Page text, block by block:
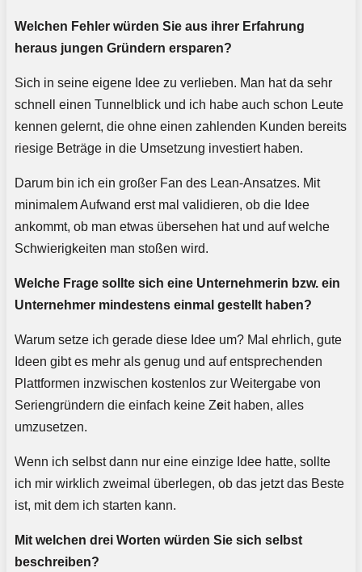
Welchen Fehler würden Sie aus ihrer Erfahrung
heraus jungen Gründern ersparen?
Sich in seine eigene Idee zu verlieben. Man hat da sehr
schnell einen Tunnelblick und ich habe auch schon Leute
kennen gelernt, die ohne einen zahlenden Kunden bereits
riesige Beträge in die Umsetzung investiert haben.
Darum bin ich ein großer Fan des Lean-Ansatzes. Mit
minimalem Aufwand erst mal validieren, ob die Idee
ankommt, ob man etwas übersehen hat und auf welche
Schwierigkeiten man stoßen wird.
Welche Frage sollte sich eine Unternehmerin bzw. ein
Unternehmer mindestens einmal gestellt haben?
Warum setze ich gerade diese Idee um? Mal ehrlich, gute
Ideen gibt es mehr als genug und auf entsprechenden
Plattformen inzwischen kostenlos zur Weitergabe von
Seriengründern die einfach keine Zeit haben, alles
umzusetzen.
Wenn ich selbst dann nur eine einzige Idee hatte, sollte
ich mir wirklich zweimal überlegen, ob das jetzt das Beste
ist, mit dem ich starten kann.
Mit welchen drei Worten würden Sie sich selbst
beschreiben?